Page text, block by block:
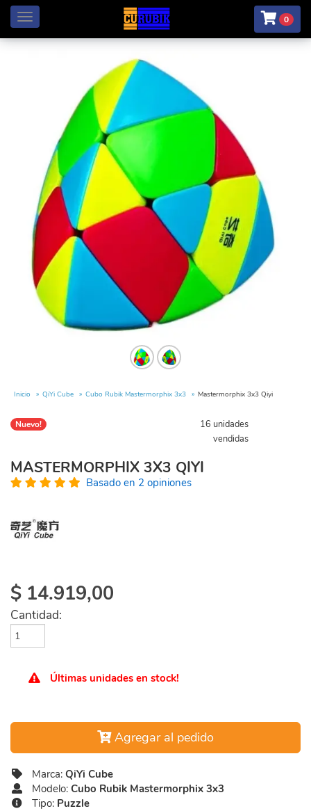
Menú 0
Inicio QiYi Cube Cubo Rubik Mastermorphix 3x3 Mastermorphix 3x3 Qiyi
Nuevo!
16 unidades
vendidas
MASTERMORPHIX 3X3 QIYI
Basado en 2 opiniones
$ 14.919,00
Cantidad:
Últimas unidades en stock!
Agregar al pedido
Marca: QiYi Cube
Modelo: Cubo Rubik Mastermorphix 3x3
Tipo: Puzzle